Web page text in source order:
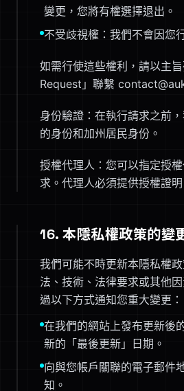
變更，您將有權選擇退出。
不受歧視權：我們不會因您
如需行使這些權利，請以主
Request」聯繫
身份驗證：在執行請求之前
的身份和加州居民身份。
授權代理人：您可以指定授
求。代理人必須提供授權證明
16. 本隱私權政策的變
我們可能不時更新本隱私權
法、技術、法律要求或其他
過以下方式通知您重大變更：
在我們的網站上發布更新後
新的「最後更新」日期。
向與您帳戶關聯的電子郵件
知。